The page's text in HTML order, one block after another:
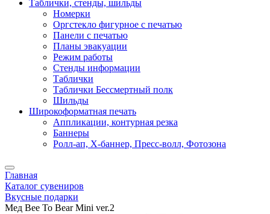
Таблички, стенды, шильды
Номерки
Оргстекло фигурное с печатью
Панели с печатью
Планы эвакуации
Режим работы
Стенды информации
Таблички
Таблички Бессмертный полк
Шильды
Широкоформатная печать
Аппликации, контурная резка
Баннеры
Ролл-ап, X-баннер, Пресс-волл, Фотозона
Главная
Каталог сувениров
Вкусные подарки
Мед Bee To Bear Mini ver.2